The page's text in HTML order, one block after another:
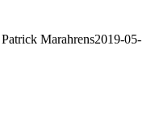
Patrick Marahrens2019-05-